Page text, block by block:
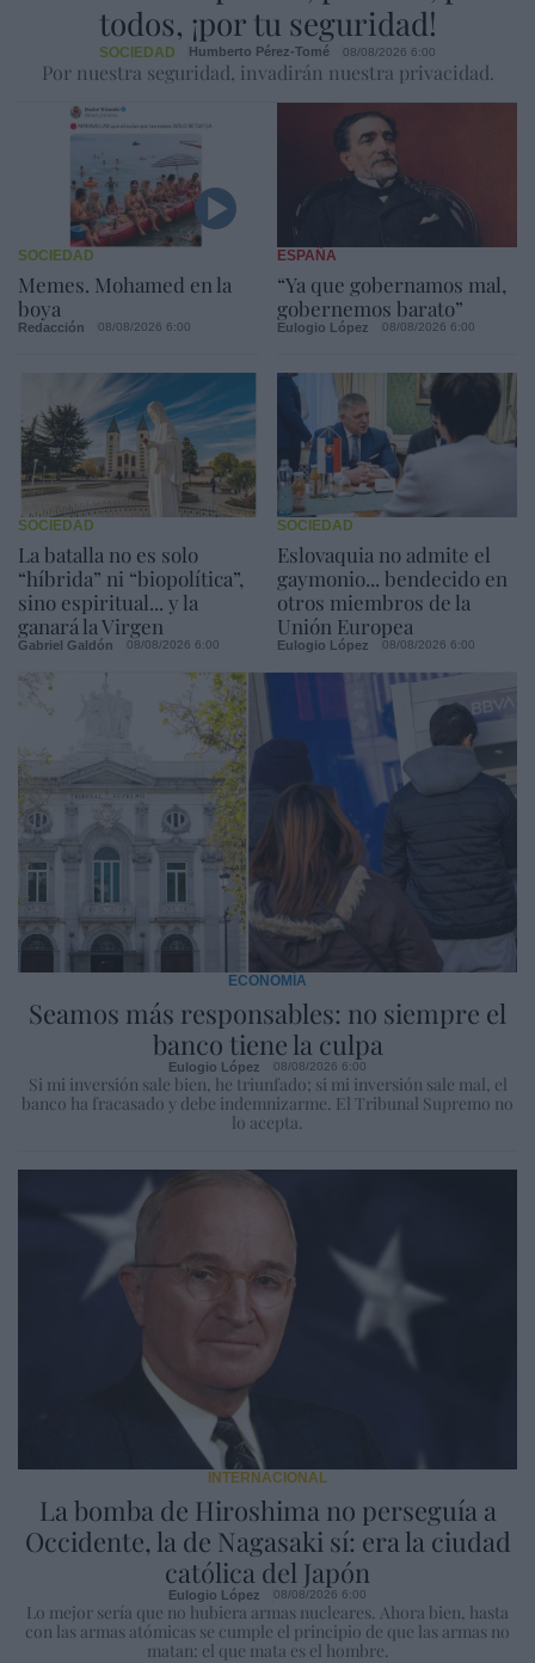
todos, ¡por tu seguridad!
SOCIEDAD Humberto Pérez-Tomé 08/08/2026 6:00
Por nuestra seguridad, invadirán nuestra privacidad.
Memes. Mohamed en la
boya
SOCIEDAD
Redacción 08/08/2026 6:00
“Ya que gobernamos mal,
gobernemos barato”
ESPAÑA
Eulogio López 08/08/2026 6:00
La batalla no es solo
“híbrida” ni “biopolítica”,
sino espiritual... y la
ganará la Virgen
SOCIEDAD
Gabriel Galdón 08/08/2026 6:00
Eslovaquia no admite el
gaymonio... bendecido en
otros miembros de la
Unión Europea
SOCIEDAD
Eulogio López 08/08/2026 6:00
Seamos más responsables: no siempre el
banco tiene la culpa
ECONOMÍA
Eulogio López 08/08/2026 6:00
Si mi inversión sale bien, he triunfado; si mi inversión sale mal, el
banco ha fracasado y debe indemnizarme. El Tribunal Supremo no
lo acepta.
La bomba de Hiroshima no perseguía a
Occidente, la de Nagasaki sí: era la ciudad
católica del Japón
INTERNACIONAL
Eulogio López 08/08/2026 6:00
Lo mejor sería que no hubiera armas nucleares. Ahora bien, hasta
con las armas atómicas se cumple el principio de que las armas no
matan: el que mata es el hombre.